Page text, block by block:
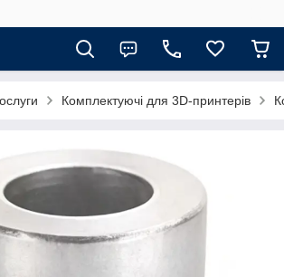
Комплектуючі для 3D-принтерів